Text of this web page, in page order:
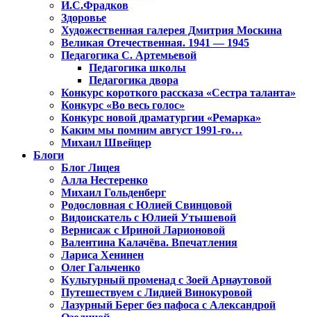
И.С.Фрадков
Здоровье
Художественная галерея Дмитрия Москина
Великая Отечественная. 1941 — 1945
Педагогика С. Артемьевой
Педагогика школы
Педагогика двора
Конкурс короткого рассказа «Сестра таланта»
Конкурс «Во весь голос»
Конкурс новой драматургии «Ремарка»
Каким мы помним август 1991-го…
Михаил Швейцер
Блоги
Блог Лицея
Алла Нестеренко
Михаил Гольденберг
Родословная с Юлией Свинцовой
Видоискатель с Юлией Утышевой
Вернисаж с Ириной Ларионовой
Валентина Калачёва. Впечатления
Лариса Хенинен
Олег Гальченко
Культурный променад с Зоей Арнаутовой
Путешествуем с Лидией Винокуровой
Лазурный Берег без пафоса с Александрой